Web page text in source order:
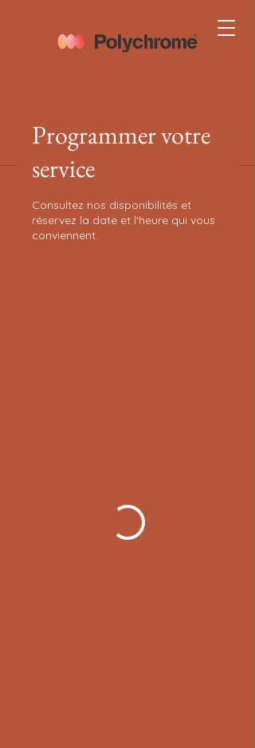
Programmer votre
service
Consultez nos disponibilités et
réservez la date et l'heure qui vous
conviennent.